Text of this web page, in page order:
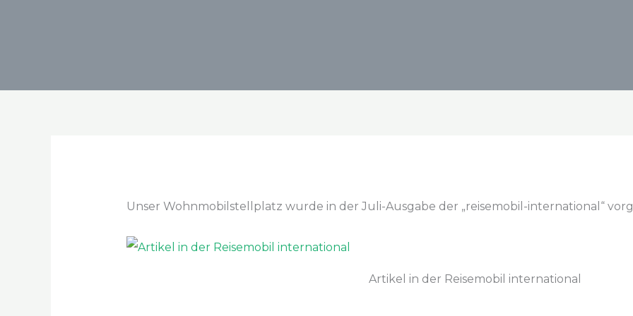
Unser Wohnmobilstellplatz wurde in der Juli-Ausgabe der „reisemobil-international“
Artikel in der Reisemobil international